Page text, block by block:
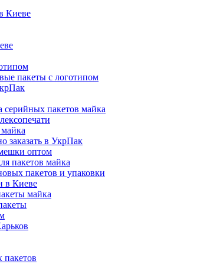
Киеве
пакеты с логотипом
серийных пакетов майка
заказать в УкрПак
оптом
пакетов майка
пакетов и упаковки
в Киеве
майка